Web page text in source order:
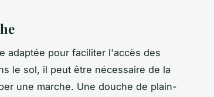
adaptée pour faciliter l'accès des
le sol, il peut être nécessaire de la
une marche. Une douche de plain-